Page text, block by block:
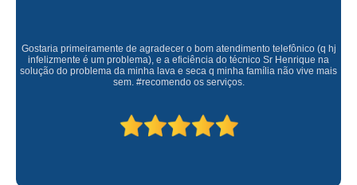
Gostaria primeiramente de agradecer o bom atendimento telefônico (q hj
infelizmente é um problema), e a eficiência do técnico Sr Henrique na
solução do problema da minha lava e seca q minha família não vive mais
sem. #recomendo os serviços.